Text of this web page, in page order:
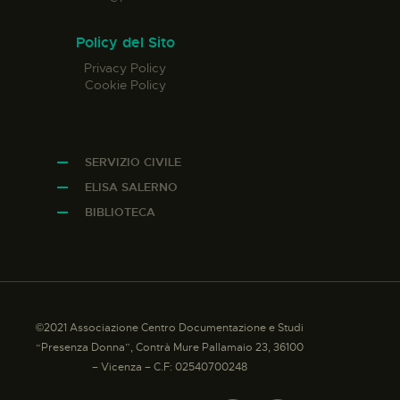
Policy del Sito
Privacy Policy
Cookie Policy
SERVIZIO CIVILE
ELISA SALERNO
BIBLIOTECA
©2021 Associazione Centro Documentazione e Studi
“Presenza Donna”, Contrà Mure Pallamaio 23, 36100
– Vicenza – C.F: 02540700248